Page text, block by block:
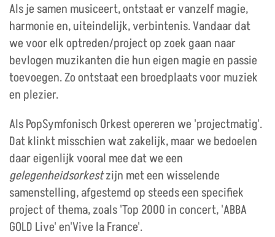
Als je samen musiceert, ontstaat er vanzelf magie,
harmonie en, uiteindelijk, verbintenis. Vandaar dat
we voor elk optreden/project op zoek gaan naar
bevlogen muzikanten die hun eigen magie en passie
toevoegen. Zo ontstaat een broedplaats voor muziek
en plezier.
Als PopSymfonisch Orkest opereren we 'projectmatig'.
Dat klinkt misschien wat zakelijk, maar we bedoelen
daar eigenlijk vooral mee dat we een
gelegenheidsorkestzijn met een wisselende
samenstelling, afgestemd op steeds een specifiek
project of thema, zoals 'Top 2000 in concert, 'ABBA
GOLD Live' en'Vive la France'.